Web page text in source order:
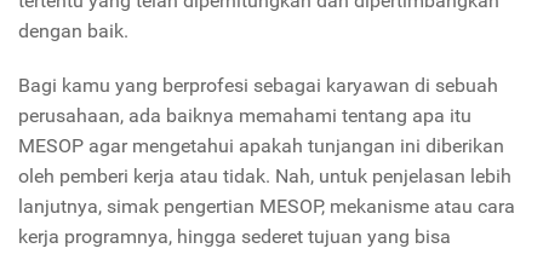
dengan baik.
Bagi kamu yang berprofesi sebagai karyawan di sebuah
perusahaan, ada baiknya memahami tentang apa itu
MESOP agar mengetahui apakah tunjangan ini diberikan
oleh pemberi kerja atau tidak. Nah, untuk penjelasan lebih
lanjutnya, simak pengertian MESOP, mekanisme atau cara
kerja programnya, hingga sederet tujuan yang bisa